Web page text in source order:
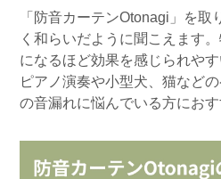
「防音カーテンOtonagi」を
く和らいだように聞こえます
になるほど効果を感じられやす
ピアノ演奏や小型犬、猫など
の音漏れに悩んでいる方におす